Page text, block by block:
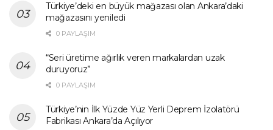
Türkiye’deki en büyük mağazası olan Ankara’daki
mağazasını yeniledi
0 PAYLAŞIM
“Seri üretime ağırlık veren markalardan uzak
duruyoruz”
0 PAYLAŞIM
Türkiye’nin İlk Yüzde Yüz Yerli Deprem İzolatörü
Fabrikası Ankara’da Açılıyor